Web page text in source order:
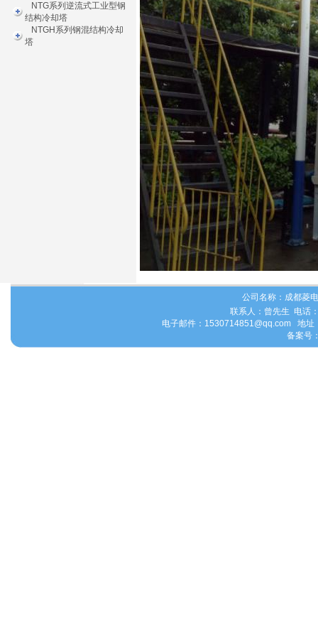
NTG系列逆流式工业型钢
结构冷却塔
NTGH系列钢混结构冷却
塔
公司名称： 成都菱
联系人：曾先生 电话
电子邮件：1530714851@qq.com 地址
备案号